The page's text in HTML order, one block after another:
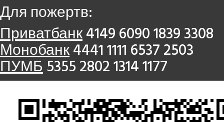
Для пожертв:
Приватбанк4149 6090 1839 3308
Монобанк4441 1111 6537 2503
ПУМБ5355 2802 1314 1177